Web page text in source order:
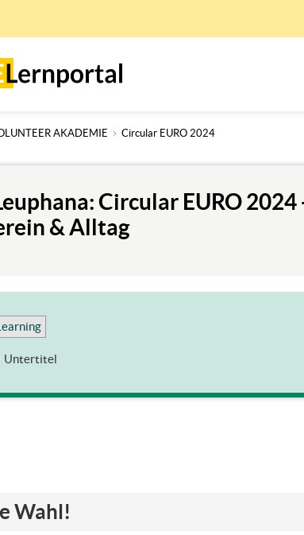
dseelernportal
AKADEMIE Circular EURO 2024
Circular EURO
& Alltag
Untertitel
Wahl!